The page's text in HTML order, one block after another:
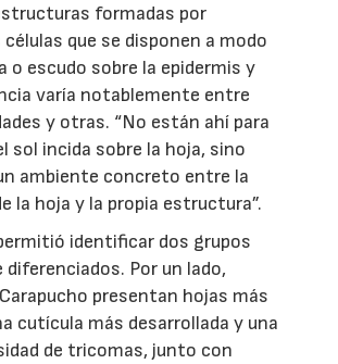
formadas por
que se disponen a modo
o escudo sobre la epidermis y
varía notablemente entre
y otras. “No están ahí para
sol incida sobre la hoja, sino
ambiente concreto entre la
la hoja y la propia estructura”.
identificar dos grupos
Por un lado,
presentan hojas más
cutícula más desarrollada y una
de tricomas, junto con